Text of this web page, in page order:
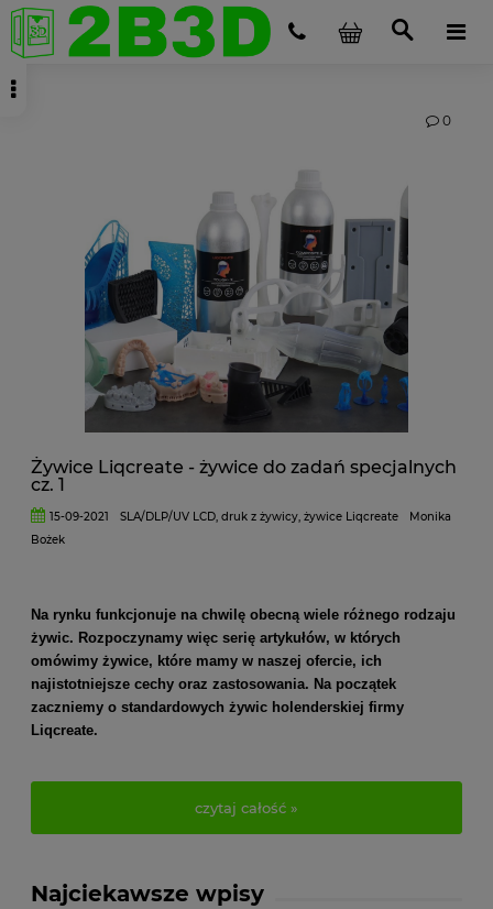
Żywice Liqcreate - żywice do zadań specjalnych
cz. 1
0
15-09-2021 SLA/DLP/UV LCD,druk z żywicy,żywice Liqcreate
Monika
Bożek
Na rynku funkcjonuje na chwilę obecną wiele różnego rodzaju
żywic. Rozpoczynamy więc serię artykułów, w których
omówimy żywice, które mamy w naszej ofercie, ich
najistotniejsze cechy oraz zastosowania. Na początek
zaczniemy o standardowych żywic holenderskiej firmy
Liqcreate.
czytaj całość »
Najciekawsze wpisy